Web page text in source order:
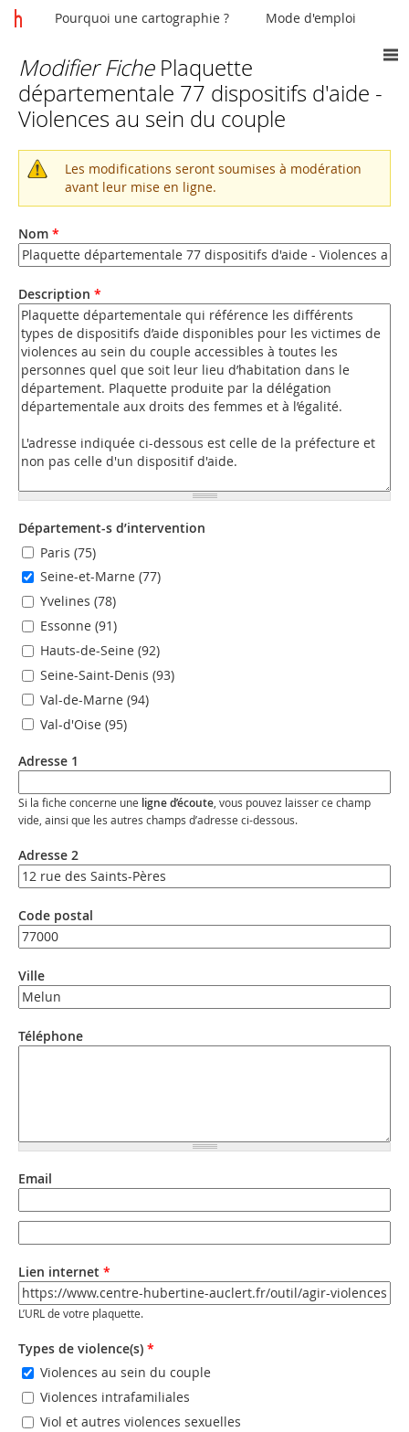
Vous
êtes
ici
Modifier FichePlaquette
départementale 77 dispositifs d'aide -
Violences au sein du couple
Message
d'avertissement
Les modifications seront soumises à modération
avant leur mise en ligne.
Nom *
Description *
Département-s d’intervention
Paris (75)
Seine-et-Marne (77)
Yvelines (78)
Essonne (91)
Hauts-de-Seine (92)
Seine-Saint-Denis (93)
Val-de-Marne (94)
Val-d'Oise (95)
Adresse 1
Si la fiche concerne une ligne d’écoute , vous pouvez laisser ce champ
vide, ainsi que les autres champs d’adresse ci-dessous.
Adresse 2
Code postal
Ville
Téléphone
Email
Lien internet *
URL
*
L’URL de votre plaquette.
Types de violence(s) *
Violences au sein du couple
Violences intrafamiliales
Viol et autres violences sexuelles
Pourquoi une cartographie ? Mode d'emploi